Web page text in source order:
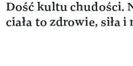
Dość kultu chudości.
ciała to zdrowie, siła